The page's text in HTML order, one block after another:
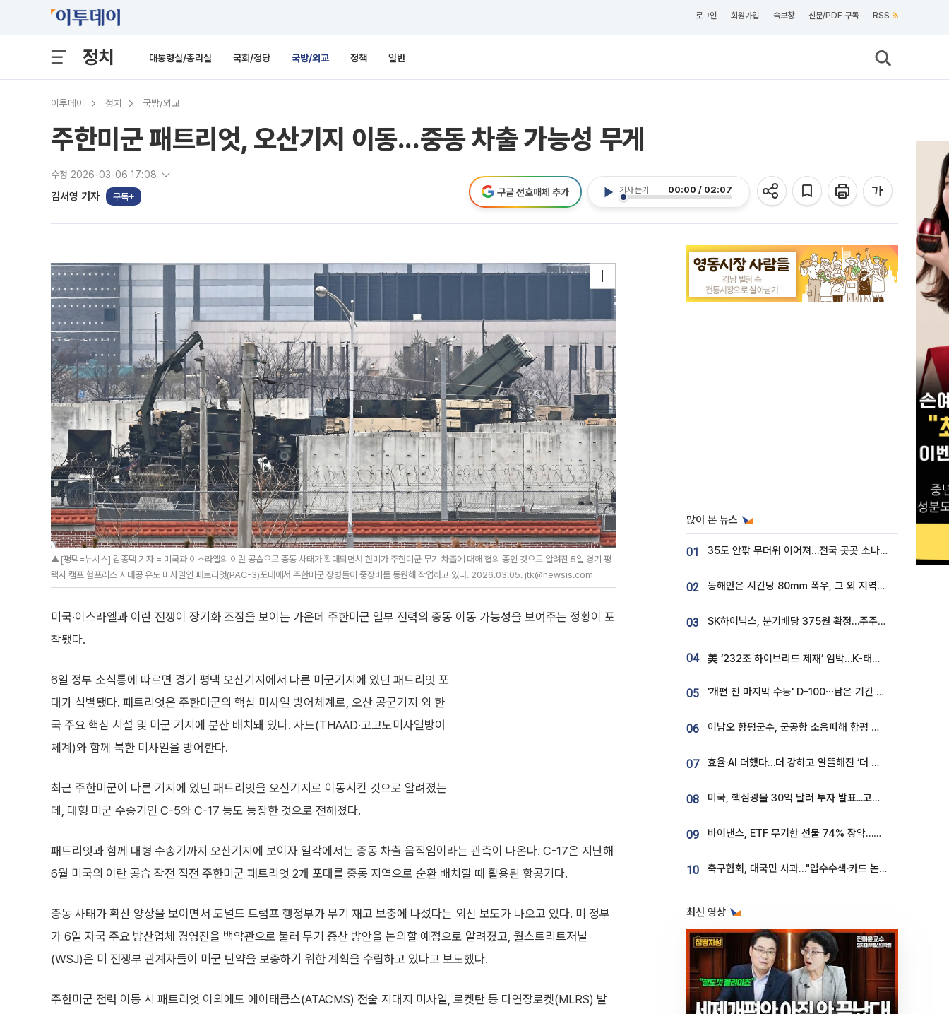
로그인 회원가입 속보창 신문/PDF 구독 RSS
정치 대통령실/총리실 국회/정당 국방/외교 정책 일반
이투데이 정치 국방/외교
주한미군 패트리엇, 오산기지 이동...중동 차출 가능성 무게
수정 2026-03-06 17:08
김서영 기자 구독
기사 듣기 00:00 / 02:07
구글 선호매체 추가
▲[평택=뉴시스] 김종택 기자 = 미국과 이스라엘의 이란 공습으로 중동 사태가 확대되면서 한미가 주한미군 무기 차출에 대해 협의 중인 것으로 알려진 5일 경기 평
택시 캠프 험프리스 지대공 유도 미사일인 패트리엇(PAC-3)포대에서 주한미군 장병들이 중장비를 동원해 작업하고 있다. 2026.03.05. jtk@newsis.com
미국·이스라엘과 이란 전쟁이 장기화 조짐을 보이는 가운데 주한미군 일부 전력의 중동 이동 가능성을 보여주는 정황이 포
착됐다.
6일 정부 소식통에 따르면 경기 평택 오산기지에서 다른 미군기지에 있던 패트리엇 포
대가 식별됐다. 패트리엇은 주한미군의 핵심 미사일 방어체계로, 오산 공군기지 외 한
국 주요 핵심 시설 및 미군 기지에 분산 배치돼 있다. 사드(THAAD·고고도미사일방어
체계)와 함께 북한 미사일을 방어한다.
최근 주한미군이 다른 기지에 있던 패트리엇을 오산기지로 이동시킨 것으로 알려졌는
데, 대형 미군 수송기인 C-5와 C-17 등도 등장한 것으로 전해졌다.
패트리엇과 함께 대형 수송기까지 오산기지에 보이자 일각에서는 중동 차출 움직임이라는 관측이 나온다. C-17은 지난해
6월 미국의 이란 공습 작전 직전 주한미군 패트리엇 2개 포대를 중동 지역으로 순환 배치할 때 활용된 항공기다.
중동 사태가 확산 양상을 보이면서 도널드 트럼프 행정부가 무기 재고 보충에 나섰다는 외신 보도가 나오고 있다. 미 정부
가 6일 자국 주요 방산업체 경영진을 백악관으로 불러 무기 증산 방안을 논의할 예정으로 알려졌고, 월스트리트저널
(WSJ)은 미 전쟁부 관계자들이 미군 탄약을 보충하기 위한 계획을 수립하고 있다고 보도했다.
주한미군 전력 이동 시 패트리엇 이외에도 에이태큼스(ATACMS) 전술 지대지 미사일, 로켓탄 등 다연장로켓(MLRS) 발
많이 본 뉴스
01 35도 안팎 무더위 이어져…전국 곳곳 소나기 [오늘 날씨]
02 동해안은 시간당 80㎜ 폭우, 그 외 지역은 폭염…‘극과 극 날씨’
03 SK하이닉스, 분기배당 375원 확정…주주환원책 9월로 앞당겨 발표
04 美 ‘232조 하이브리드 제재’ 임박…K-태양광, 불확실성 털고 날개 다나
05 '개편 전 마지막 수능' D-100⋯남은 기간 성적 올릴 전략은
06 이남오 함평군수, 군공항 소음피해 함평 보상 요구
07 효율·AI 더했다…더 강하고 알뜰해진 ‘더 뉴 그랜저 하이브리드’ [ET의 모빌리티]
08 미국, 핵심광물 30억 달러 투자 발표...고려아연 대미투자 언급
09 바이낸스, ETF 무기한 선물 74% 장악…한국 레버리지 ETF 거래 급증 [e가상자산]
10 축구협회, 대국민 사과…"압수수색·카드 논란 사죄, 강도 높은 쇄신"
최신 영상